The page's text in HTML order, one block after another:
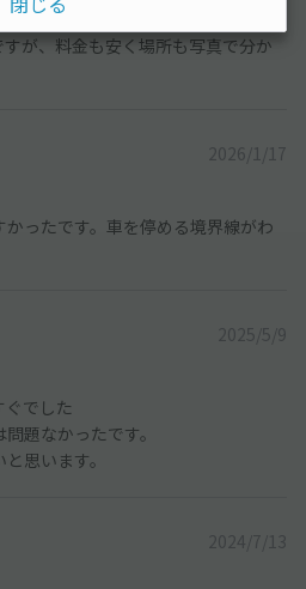
が、料金も安く場所も写真で分か
2026/1/17
ったです。車を停める境界線がわ
2025/5/9
でした
題なかったです。
思います。
2024/7/13